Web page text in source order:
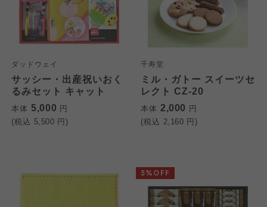
ダッドウェイ
サッシー・出産祝いおく
るみセット キャット
本体 5,000 円
(税込 5,500 円)
千寿堂
ミル・ガトー スイーツセ
レクト CZ-20
本体 2,000 円
(税込 2,160 円)
5%OFF